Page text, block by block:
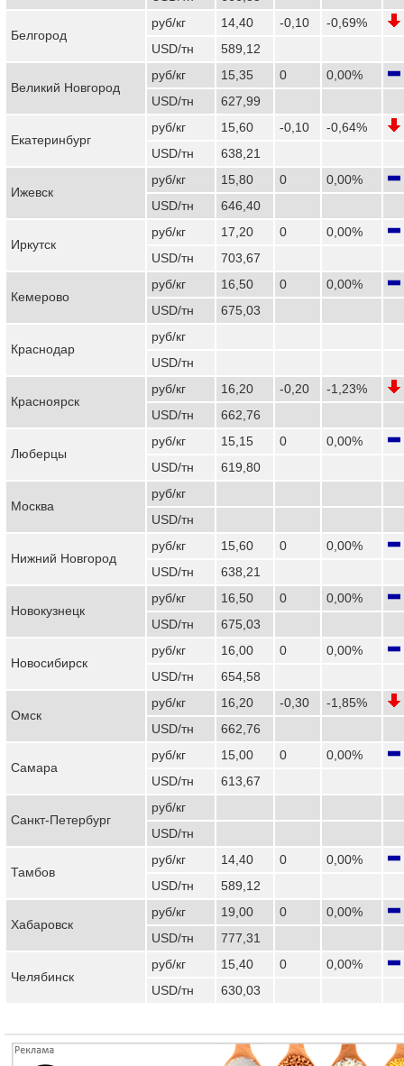
Белгород
руб/кг 14,40 -0,10
-0,69%
USD/тн
589,12
Великий Новгород
руб/кг 15,35 0
0,00%
USD/тн
627,99
Екатеринбург
руб/кг 15,60 -0,10
-0,64%
USD/тн
638,21
Ижевск
руб/кг 15,80 0
0,00%
USD/тн
646,40
Иркутск
руб/кг 17,20 0
0,00%
USD/тн
703,67
Кемерово
руб/кг 16,50 0
0,00%
USD/тн
675,03
Краснодар
руб/кг
USD/тн
Красноярск
руб/кг 16,20 -0,20
-1,23%
USD/тн
662,76
Люберцы
руб/кг 15,15 0
0,00%
USD/тн
619,80
Москва
руб/кг
USD/тн
Нижний Новгород
руб/кг 15,60 0
0,00%
USD/тн
638,21
Новокузнецк
руб/кг 16,50 0
0,00%
USD/тн
675,03
Новосибирск
руб/кг 16,00 0
0,00%
USD/тн
654,58
Омск
руб/кг 16,20 -0,30
-1,85%
USD/тн
662,76
Самара
руб/кг 15,00 0
0,00%
USD/тн
613,67
Санкт-Петербург
руб/кг
USD/тн
Тамбов
руб/кг 14,40 0
0,00%
USD/тн
589,12
Хабаровск
руб/кг 19,00 0
0,00%
USD/тн
777,31
Челябинск
руб/кг 15,40 0
0,00%
USD/тн
630,03